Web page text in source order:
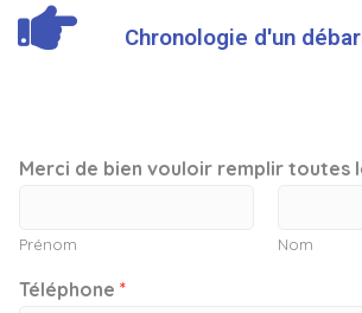
Chronologie d'un
Merci de bien vouloir remplir toutes
Prénom Nom
Téléphone *